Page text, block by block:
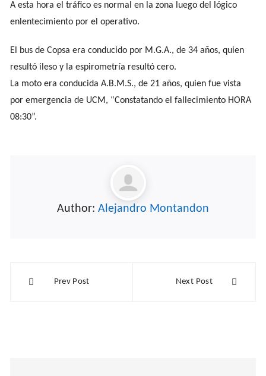
A esta hora el tráfico es normal en la zona luego del lógico
enlentecimiento por el operativo.
El bus de Copsa era conducido por M.G.A., de 34 años, quien
resultó ileso y la espirometría resultó cero.
La moto era conducida A.B.M.S., de 21 años, quien fue vista
por emergencia de UCM, “Constatando el fallecimiento HORA
08:30”.
Author: Alejandro Montandon
Prev Post Next Post